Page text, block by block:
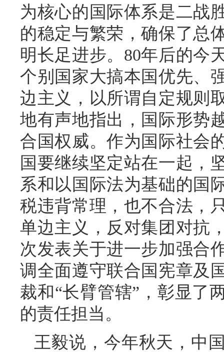
为核心的国际体系是二战
的稳定与繁荣，确保了总
明长足进步。80年后的今
个别国家大搞本国优先、
边主义，以所谓自定规则
地有声地指出，国际形势
合国权威。作为国际社会
国要继续坚定站在一起，
系和以国际法为基础的国
税违背常理，也不合法，
单边主义，反对集团对抗
次发表关于进一步加强合
调全面遵守联合国宪章及
裁和“长臂管辖”，彰显了
的责任担当。
王毅说，今年秋天，中